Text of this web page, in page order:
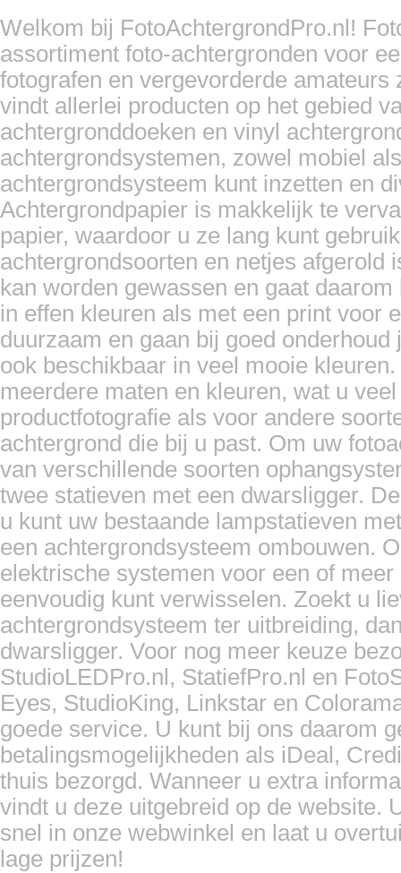
Welkom bij FotoAchtergrondPro.nl!
assortiment foto-achtergronden voor
fotografen en vergevorderde
vindt allerlei producten op het gebied
achtergronddoeken en vinyl
achtergrondsystemen, zowel mobiel
achtergrondsysteem kunt inzetten en
Achtergrondpapier is makkelijk te
papier, waardoor u ze lang kunt
achtergrondsoorten en netjes afgerold
kan worden gewassen en gaat
in effen kleuren als met een print voor
duurzaam en gaan bij goed
ook beschikbaar in veel mooie
meerdere maten en kleuren, wat u
productfotografie als voor andere
achtergrond die bij u past. Om uw
van verschillende soorten
twee statieven met een dwarsligger.
u kunt uw bestaande lampstatieven
een achtergrondsysteem ombouwen.
elektrische systemen voor een of
eenvoudig kunt verwisselen. Zoekt u
achtergrondsysteem ter uitbreiding,
dwarsligger. Voor nog meer keuze
StudioLEDPro.nl, StatiefPro.nl en
Eyes, StudioKing, Linkstar en
goede service. U kunt bij ons daarom
betalingsmogelijkheden als iDeal,
thuis bezorgd. Wanneer u extra
vindt u deze uitgebreid op de website.
snel in onze webwinkel en laat u
lage prijzen!